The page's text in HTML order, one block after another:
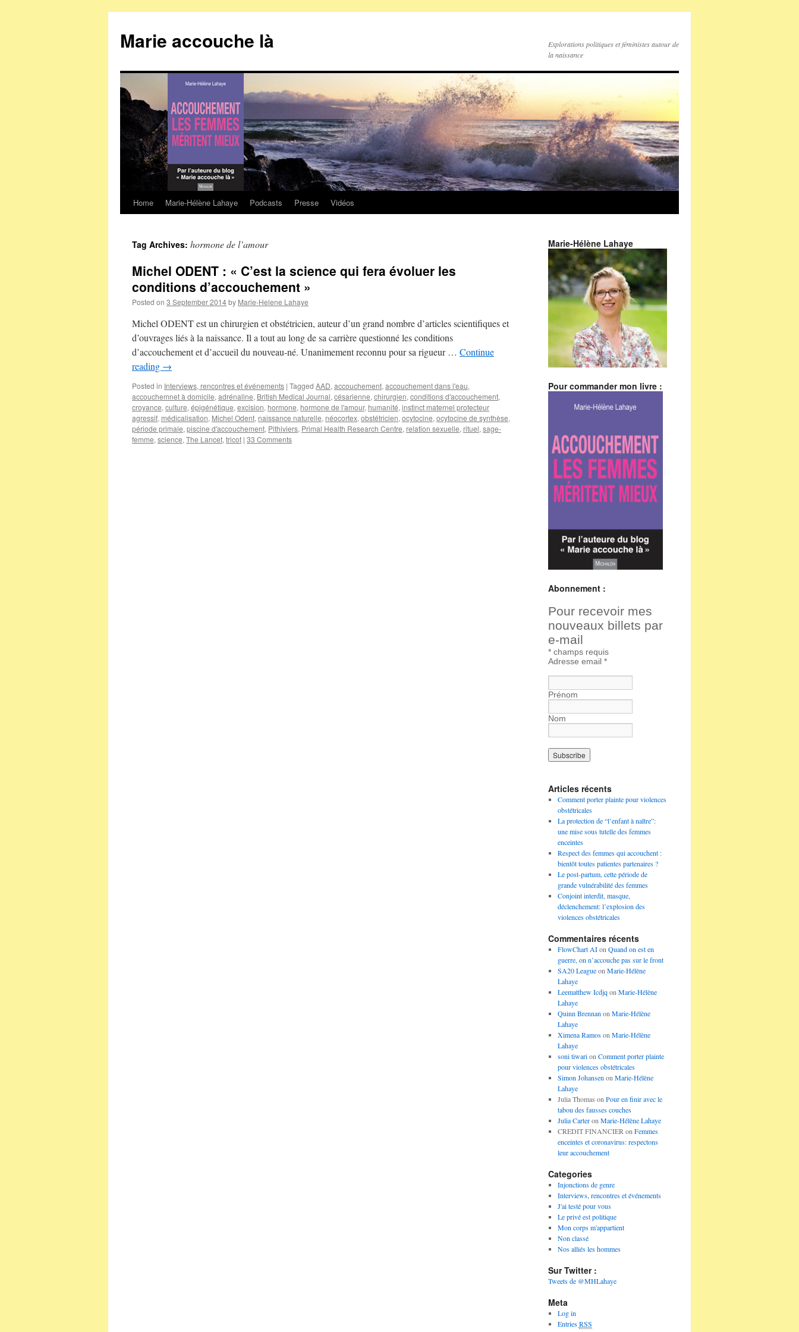
Marie accouche là
Explorations politiques et féministes autour de
la naissance
Skip
content
Home Marie-Hélène Lahaye Podcasts Presse Vidéos
Tag Archives: hormone de l’amour
Michel ODENT : « C’est la science qui fera évoluer les
conditions d’accouchement »
Posted on 3 September 2014by Marie-Helene Lahaye
Michel ODENT est un chirurgien et obstétricien, auteur d’un grand nombre d’articles scientifiques et
d’ouvrages liés à la naissance. Il a tout au long de sa carrière questionné les conditions
d’accouchement et d’accueil du nouveau-né. Unanimement reconnu pour sa rigueur … Continue
reading →
Posted in Interviews, rencontres et événements | Tagged AAD, accouchement, accouchement dans l'eau,
accouchemnet à domicile, adrénaline, British Medical Journal, césarienne, chirurgien, conditions d'accouchement,
croyance, culture, épigénétique, excision, hormone, hormone de l'amour, humanité, instinct maternel protecteur
agressif, médicalisation, Michel Odent, naissance naturelle, néocortex, obstétricien, ocytocine, ocytocine de synthèse,
période primale, piscine d'accouchement, Pithiviers, Primal Health Research Centre, relation sexuelle, rituel, sage-
femme, science, The Lancet, tricot | 33 Comments
Marie-Hélène Lahaye
Pour commander mon livre :
Abonnement :
Pour recevoir mes
nouveaux billets par
e-mail
* champs requis
Adresse email *
Prénom
Nom
Articles récents
Comment porter plainte pour violences
obstétricales
La protection de “l’enfant à naître”:
une mise sous tutelle des femmes
enceintes
Respect des femmes qui accouchent :
bientôt toutes patientes partenaires ?
Le post-partum, cette période de
grande vulnérabilité des femmes
Conjoint interdit, masque,
déclenchement: l’explosion des
violences obstétricales
Commentaires récents
FlowChart AIon Quand on est en
guerre, on n’accouche pas sur le front
SA20 Leagueon Marie-Hélène
Lahaye
Leematthew Icdjq on Marie-Hélène
Lahaye
Quinn Brennan on Marie-Hélène
Lahaye
Ximena Ramoson Marie-Hélène
Lahaye
soni tiwarion Comment porter plainte
pour violences obstétricales
Simon Johansen on Marie-Hélène
Lahaye
Julia Thomas on Pour en finir avec le
tabou des fausses couches
Julia Carteron Marie-Hélène Lahaye
CREDIT FINANCIER on Femmes
enceintes et coronavirus: respectons
leur accouchement
Categories
Injonctions de genre
Interviews, rencontres et événements
J'ai testé pour vous
Le privé est politique
Mon corps m'appartient
Non classé
Nos alliés les hommes
Sur Twitter :
Tweets de @MHLahaye
Meta
Log in
EntriesRSS